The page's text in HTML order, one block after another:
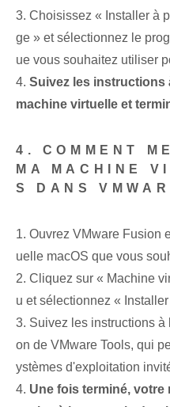
3. Choisissez « Installer à
ge » et sélectionnez le
ue vous souhaitez utiliser
4. Suivez les instructions
machine virtuelle et
4. COMMENT
MA MACHINE
S DANS
1. Ouvrez VMware Fusion
uelle macOS que vous
2. Cliquez sur « Machine
u et sélectionnez «
3. Suivez les instructions
on de VMware Tools, qui
ystèmes d'exploitation
4. Une fois terminé, votre